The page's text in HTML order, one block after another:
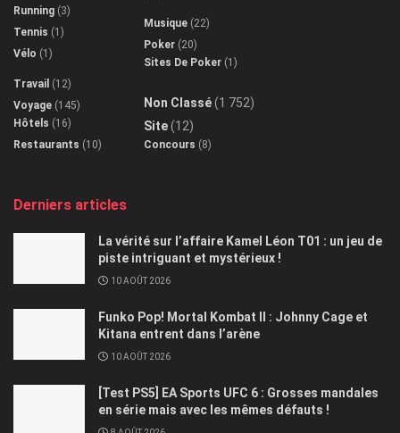
Running (3)
Tennis (1)
Vélo (1)
Travail (12)
Voyage (145)
Hôtels (16)
Restaurants (10)
Musique (22)
Poker (20)
Sites De Poker (1)
Non Classé(1 752)
Site(12)
Concours (8)
Derniers articles
La vérité sur l’affaire Kamel Léon T01 : un jeu de
piste intriguant et mystérieux !
10 AOÛT 2026
Funko Pop! Mortal Kombat II : Johnny Cage et
Kitana entrent dans l’arène
10 AOÛT 2026
[Test PS5] EA Sports UFC 6 : Grosses mandales
en série mais avec les mêmes défauts !